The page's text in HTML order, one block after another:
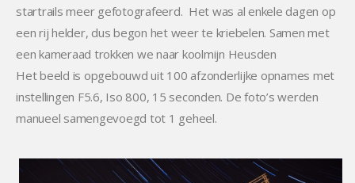
startrails meer gefotografeerd. Het was al enkele dagen op
een rij helder, dus begon het weer te kriebelen. Samen met
een kameraad trokken we naar koolmijn Heusden
Het beeld is opgebouwd uit 100 afzonderlijke opnames met
instellingen F5.6, Iso 800, 15 seconden. De foto’s werden
manueel samengevoegd tot 1 geheel.